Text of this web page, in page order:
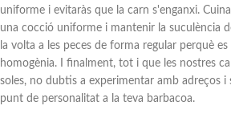
uniforme i evitaràs que la carn s'enganxi.
una cocció uniforme i mantenir la suculència
la volta a les peces de forma regular perquè
homogènia. I finalment, tot i que les nostres
soles, no dubtis a experimentar amb adreços i
punt de personalitat a la teva barbacoa.